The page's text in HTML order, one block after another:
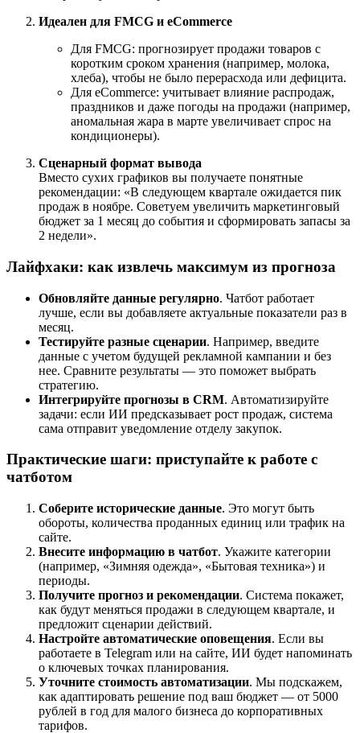
Идеален для FMCG и eCommerce
Для FMCG: прогнозирует продажи товаров с
коротким сроком хранения (например, молока,
хлеба), чтобы не было перерасхода или дефицита.
Для eCommerce: учитывает влияние распродаж,
праздников и даже погоды на продажи (например,
аномальная жара в марте увеличивает спрос на
кондиционеры).
Сценарный формат вывода
Вместо сухих графиков вы получаете понятные
рекомендации: «В следующем квартале ожидается пик
продаж в ноябре. Советуем увеличить маркетинговый
бюджет за 1 месяц до события и сформировать запасы за
2 недели».
Лайфхаки: как извлечь максимум из прогноза
Обновляйте данные регулярно. Чатбот работает
лучше, если вы добавляете актуальные показатели раз в
месяц.
Тестируйте разные сценарии. Например, введите
данные с учетом будущей рекламной кампании и без
нее. Сравните результаты — это поможет выбрать
стратегию.
Интегрируйте прогнозы в CRM. Автоматизируйте
задачи: если ИИ предсказывает рост продаж, система
сама отправит уведомление отделу закупок.
Практические шаги: приступайте к работе с
чатботом
Соберите исторические данные. Это могут быть
обороты, количества проданных единиц или трафик на
сайте.
Внесите информацию в чатбот. Укажите категории
(например, «Зимняя одежда», «Бытовая техника») и
периоды.
Получите прогноз и рекомендации. Система покажет,
как будут меняться продажи в следующем квартале, и
предложит сценарии действий.
Настройте автоматические оповещения. Если вы
работаете в Telegram или на сайте, ИИ будет напоминать
о ключевых точках планирования.
Уточните стоимость автоматизации. Мы подскажем,
как адаптировать решение под ваш бюджет — от 5000
рублей в год для малого бизнеса до корпоративных
тарифов.